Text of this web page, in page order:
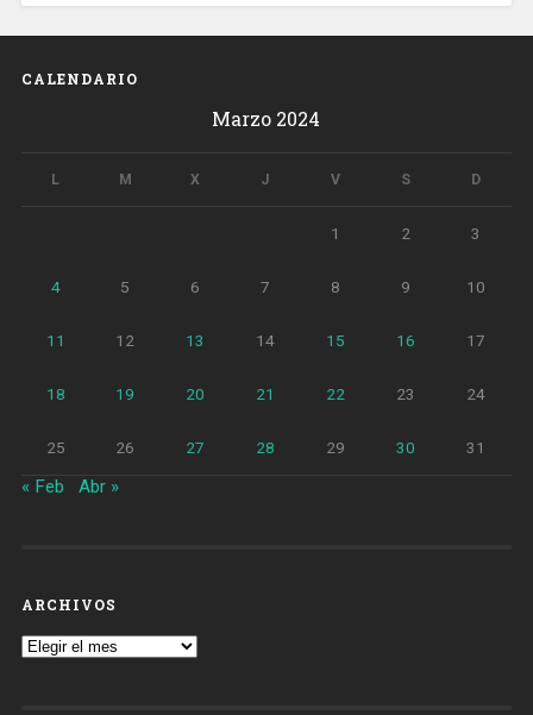
CALENDARIO
Marzo 2024
L M X J V S D
1 2 3
4 5 6 7 8 9 10
11 12 13 14 15 16 17
18 19 20 21 22 23 24
25 26 27 28 29 30 31
« Feb Abr »
ARCHIVOS
Archivos